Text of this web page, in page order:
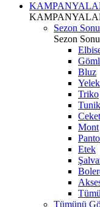
Sezon Sonu
Sezon Sonu
Bluz
Yelek
Triko
Tunik
Ceket
Mont
Etek
Tümünü